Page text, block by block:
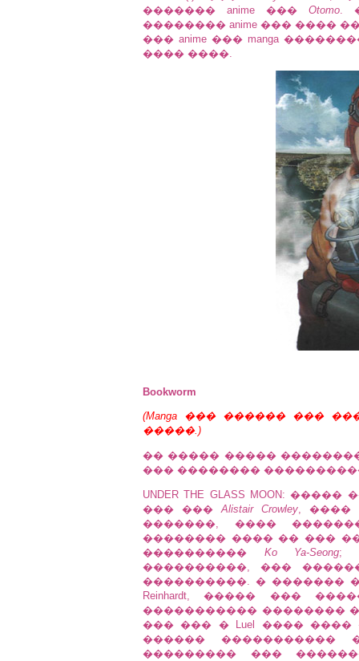
������� anime ��� Otomo.
�������� anime ��� ����
��� anime ��� manga
���� ����.
Bookworm
(Manga ��� ������ ���
�����.)
�� ����� �����
��� ��������
UNDER THE GLASS MOON:
��� ���Alistair Crowley, ����
�������, ����
�������� ���� �� ���
���������� Ko Ya-Seong;
����������, ���
����������. � �������
Reinhardt, ����� ���
����������� ��������
��� ��� � Luel ���� ����
������ �����������
��������� ���